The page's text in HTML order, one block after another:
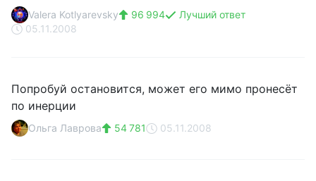
Valera Kotlyarevsky 96 994
Лучший ответ
05.11.2008
Попробуй остановится, может его мимо пронесёт
по инерции
Ольга Лаврова 54 781 05.11.2008